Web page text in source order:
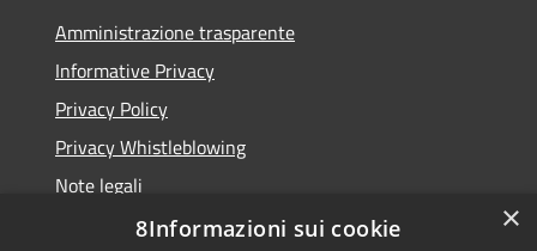
Amministrazione trasparente
Informative Privacy
Privacy Policy
Privacy Whistleblowing
Note legali
Dichiarazione di accessibilità
×
8Informazioni sui cookie